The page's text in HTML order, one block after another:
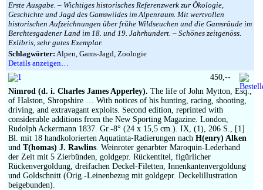
Erste Ausgabe. – Wichtiges historisches Referenzwerk zur Ökologie,
Geschichte und Jagd des Gamswildes im Alpenraum. Mit wertvollen
historischen Aufzeichnungen über frühe Wildseuchen und die Gamsräude im
Berchtesgadener Land im 18. und 19. Jahrhundert. – Schönes zeitgenöss.
Exlibris, sehr gutes Exemplar.
Schlagwörter: Alpen, Gams-Jagd, Zoologie
Details anzeigen…
Nimrod (d. i. Charles James Apperley). The life of John Mytton, Esq.,
of Halston, Shropshire … With notices of his hunting, racing, shooting,
driving, and extravagant exploits. Second edition, reprinted with
considerable additions from the New Sporting Magazine. London,
Rudolph Ackermann 1837. Gr.-8° (24 x 15,5 cm.). IX, (1), 206 S., [1]
Bl. mit 18 handkolorierten Aquatinta-Radierungen nach H(enry) Alken
und T(homas) J. Rawlins. Weinroter genarbter Maroquin-Lederband
der Zeit mit 5 Zierbünden, goldgepr. Rückentitel, figürlicher
Rückenvergoldung, dreifachen Deckel-Filetten, Innenkantenvergoldung
und Goldschnitt (Orig.-Leinenbezug mit goldgepr. Deckelillustration
beigebunden).
450,--